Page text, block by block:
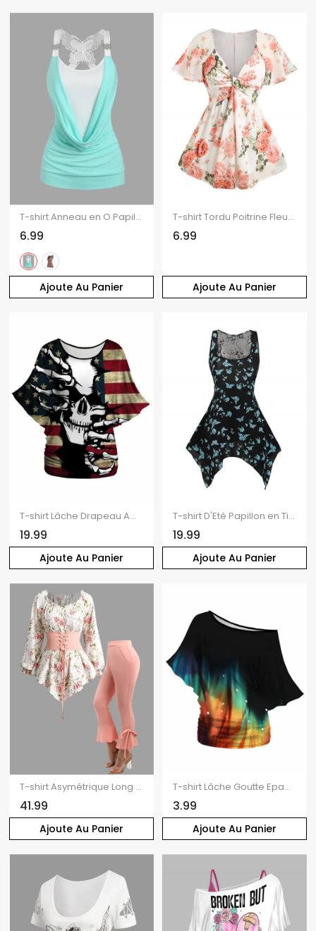
Ajoute Au Panier
T-shirt Anneau en O Papillon Imprimé sans Manches à Col Bénitier Deux Pièces
6.99
Ajoute Au Panier
T-shirt Tordu Poitrine Fleuri Imprimé à Manches Courtes
6.99
Ajoute Au Panier
T-shirt Lâche Drapeau Américain Crâne Imprimée à Manches Chauve-souris
19.99
Ajoute Au Panier
T-shirt D'Eté Papillon en Tissu Imprimé Transparent sans Manches à Col Carré
19.99
Ajoute Au Panier
T-shirt Asymétrique Long Fleuri Imprimé à Volants avec Nœud Papillon et Pantalon Capri
41.99
Ajoute Au Panier
T-shirt Lâche Goutte Epaule Coloré Imprimé Ourlet Oblique à Manches Chauve-souris
3.99